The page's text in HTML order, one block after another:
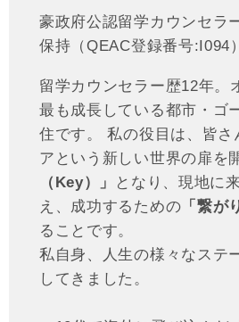
豪政府公認留学カウンセラ
保持（QEAC登録番号:I094）
留学カウンセラー歴12年。
最も成長している都市・ゴ
住です。 私の役目は、皆さ
アという新しい世界の扉を
（Key）」
となり、現地に
え、成功するための 「繋が
ることです。
私自身、人生の様々なステ
してきました。